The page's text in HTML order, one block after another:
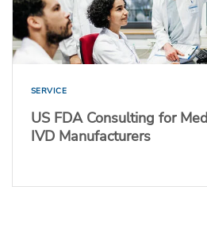
SERVICE
US FDA Consulting for
IVD Manufacturers